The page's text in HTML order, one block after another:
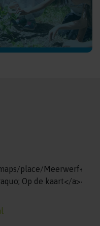
place/
Op de kaart</